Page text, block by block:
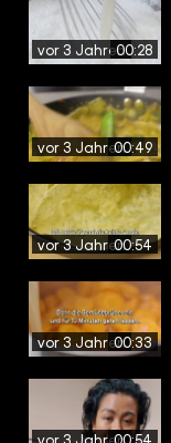
vor 3 Jahren00:28
vor 3 Jahren00:49
vor 3 Jahren00:54
vor 3 Jahren00:33